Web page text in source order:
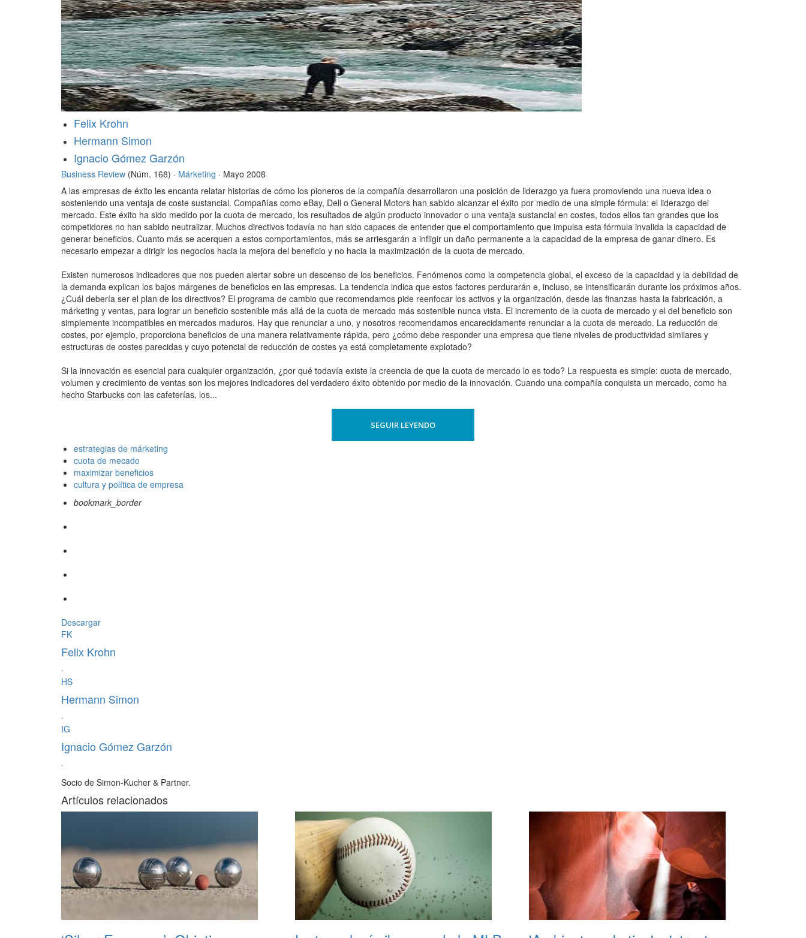
Felix Krohn
Hermann Simon
Ignacio Gómez Garzón
Business Review (Núm. 168) · Márketing · Mayo 2008
A las empresas de éxito les encanta relatar historias de cómo los pioneros de la compañía desarrollaron una posición de liderazgo ya fuera promoviendo una nueva idea o
sosteniendo una ventaja de coste sustancial. Compañías como eBay, Dell o General Motors han sabido alcanzar el éxito por medio de una simple fórmula: el liderazgo del
mercado. Este éxito ha sido medido por la cuota de mercado, los resultados de algún producto innovador o una ventaja sustancial en costes, todos ellos tan grandes que los
competidores no han sabido neutralizar. Muchos directivos todavía no han sido capaces de entender que el comportamiento que impulsa esta fórmula invalida la capacidad de
generar beneficios. Cuanto más se acerquen a estos comportamientos, más se arriesgarán a infligir un daño permanente a la capacidad de la empresa de ganar dinero. Es
necesario empezar a dirigir los negocios hacia la mejora del beneficio y no hacia la maximización de la cuota de mercado.
Existen numerosos indicadores que nos pueden alertar sobre un descenso de los beneficios. Fenómenos como la competencia global, el exceso de la capacidad y la debilidad de
la demanda explican los bajos márgenes de beneficios en las empresas. La tendencia indica que estos factores perdurarán e, incluso, se intensificarán durante los próximos años.
¿Cuál debería ser el plan de los directivos? El programa de cambio que recomendamos pide reenfocar los activos y la organización, desde las finanzas hasta la fabricación, a
márketing y ventas, para lograr un beneficio sostenible más allá de la cuota de mercado más sostenible nunca vista. El incremento de la cuota de mercado y el del beneficio son
simplemente incompatibles en mercados maduros. Hay que renunciar a uno, y nosotros recomendamos encarecidamente renunciar a la cuota de mercado. La reducción de
costes, por ejemplo, proporciona beneficios de una manera relativamente rápida, pero ¿cómo debe responder una empresa que tiene niveles de productividad similares y
estructuras de costes parecidas y cuyo potencial de reducción de costes ya está completamente explotado?
Si la innovación es esencial para cualquier organización, ¿por qué todavía existe la creencia de que la cuota de mercado lo es todo? La respuesta es simple: cuota de mercado,
volumen y crecimiento de ventas son los mejores indicadores del verdadero éxito obtenido por medio de la innovación. Cuando una compañía conquista un mercado, como ha
hecho Starbucks con las cafeterías, los...
SEGUIR LEYENDO
estrategias de márketing
cuota de mecado
maximizar beneficios
cultura y política de empresa
bookmark_border
Descargar
FK
Felix Krohn
·
HS
Hermann Simon
·
IG
Ignacio Gómez Garzón
·
Socio de Simon-Kucher & Partner.
Artículos relacionados